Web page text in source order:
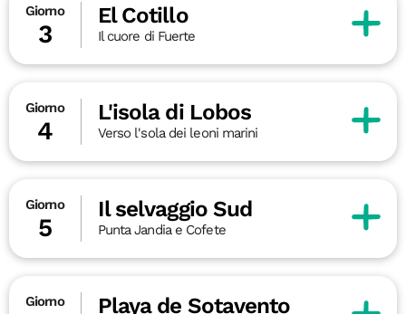
Giorno
3
El Cotillo
Il cuore di Fuerte
Giorno
4
L'isola di Lobos
Verso l'sola dei leoni marini
Giorno
5
Il selvaggio Sud
Punta Jandia e Cofete
Giorno Playa de Sotavento